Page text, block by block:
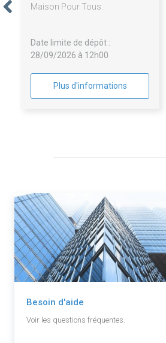
Maison Pour Tous.
Date limite de dépôt :
28/09/2026 à 12h00
Plus d'informations
Besoin d'aide
Voir les questions fréquentes.